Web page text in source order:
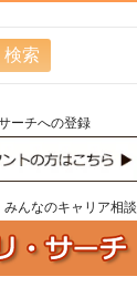
ーチへの登録
みんなのキャリア相談